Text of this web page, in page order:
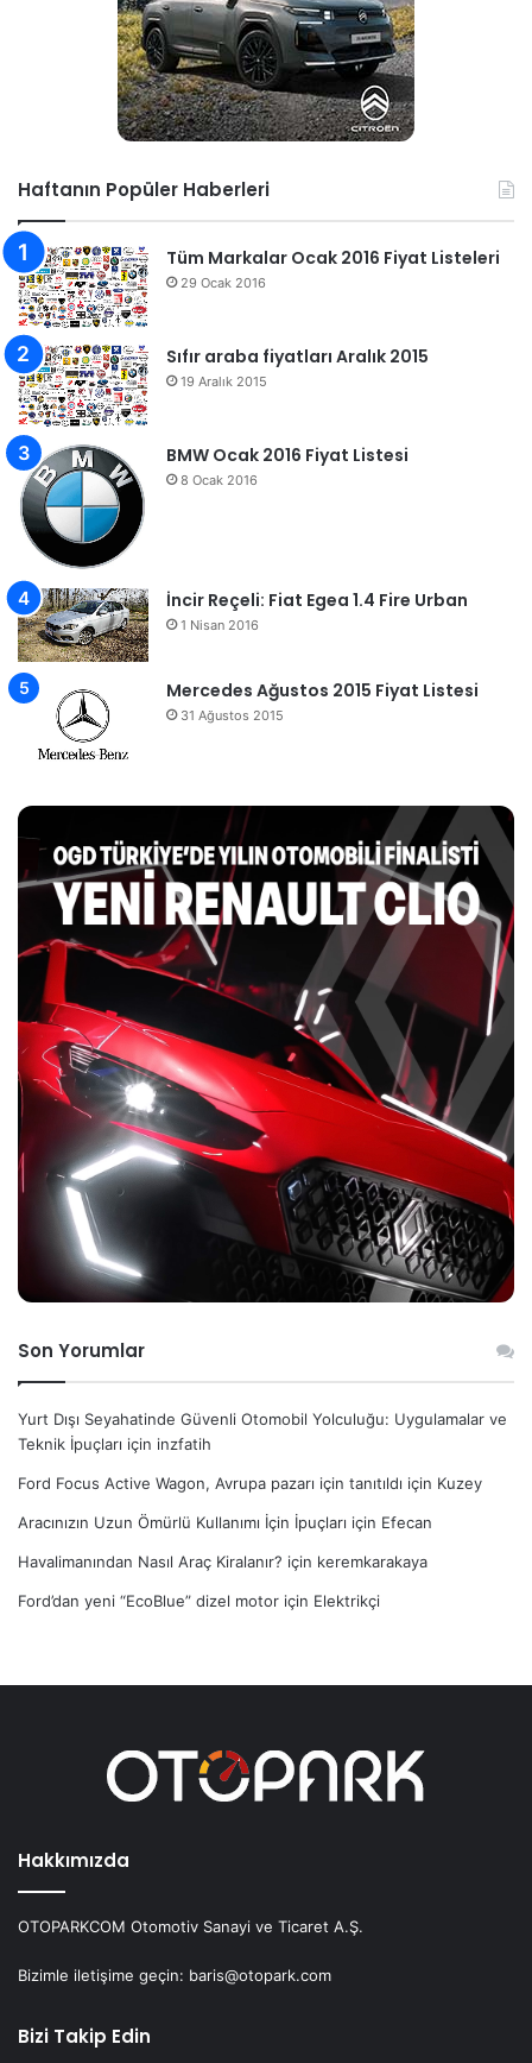
Haftanın Popüler Haberleri
Tüm Markalar Ocak 2016 Fiyat Listeleri
29 Ocak 2016
Sıfır araba fiyatları Aralık 2015
19 Aralık 2015
BMW Ocak 2016 Fiyat Listesi
8 Ocak 2016
İncir Reçeli: Fiat Egea 1.4 Fire Urban
1 Nisan 2016
Mercedes Ağustos 2015 Fiyat Listesi
31 Ağustos 2015
Son Yorumlar
Yurt Dışı Seyahatinde Güvenli Otomobil Yolculuğu: Uygulamalar ve
Teknik İpuçları için inzfatih
Ford Focus Active Wagon, Avrupa pazarı için tanıtıldı için Kuzey
Aracınızın Uzun Ömürlü Kullanımı İçin İpuçları için Efecan
Havalimanından Nasıl Araç Kiralanır? için keremkarakaya
Ford’dan yeni “EcoBlue” dizel motor için Elektrikçi
Hakkımızda
OTOPARKCOM Otomotiv Sanayi ve Ticaret A.Ş.
Bizimle iletişime geçin: baris@otopark.com
Bizi Takip Edin